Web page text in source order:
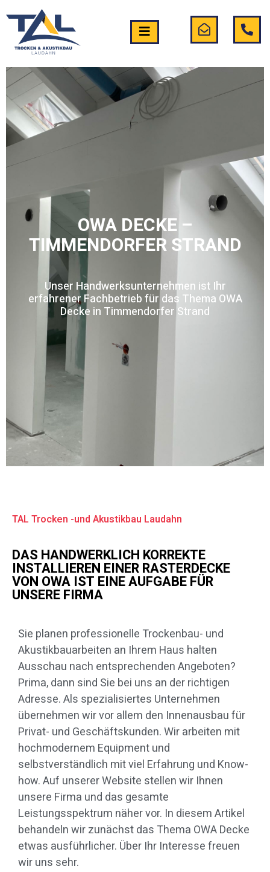
OWA DECKE –
TIMMENDORFER STRAND
Unser Handwerksunternehmen ist Ihr
erfahrener Fachbetrieb für das Thema OWA
Decke in Timmendorfer Strand
TAL Trocken -und Akustikbau Laudahn
DAS HANDWERKLICH KORREKTE
INSTALLIEREN EINER RASTERDECKE
VON OWA IST EINE AUFGABE FÜR
UNSERE FIRMA
Sie planen professionelle Trockenbau- und
Akustikbauarbeiten an Ihrem Haus halten
Ausschau nach entsprechenden Angeboten?
Prima, dann sind Sie bei uns an der richtigen
Adresse. Als spezialisiertes Unternehmen
übernehmen wir vor allem den Innenausbau für
Privat- und Geschäftskunden. Wir arbeiten mit
hochmodernem Equipment und
selbstverständlich mit viel Erfahrung und Know-
how. Auf unserer Website stellen wir Ihnen
unsere Firma und das gesamte
Leistungsspektrum näher vor. In diesem Artikel
behandeln wir zunächst das Thema OWA Decke
etwas ausführlicher. Über Ihr Interesse freuen
wir uns sehr.